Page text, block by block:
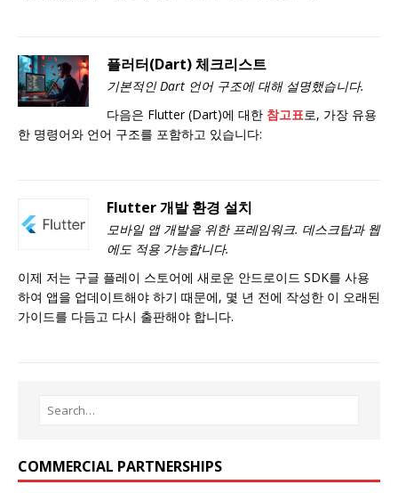
플러터(Dart) 체크리스트
기본적인 Dart 언어 구조에 대해 설명했습니다.
다음은 Flutter (Dart)에 대한 참고표로, 가장 유용
한 명령어와 언어 구조를 포함하고 있습니다:
Flutter 개발 환경 설치
모바일 앱 개발을 위한 프레임워크. 데스크탑과 웹
에도 적용 가능합니다.
이제 저는 구글 플레이 스토어에 새로운 안드로이드 SDK를 사용
하여 앱을 업데이트해야 하기 때문에, 몇 년 전에 작성한 이 오래된
가이드를 다듬고 다시 출판해야 합니다.
COMMERCIAL PARTNERSHIPS